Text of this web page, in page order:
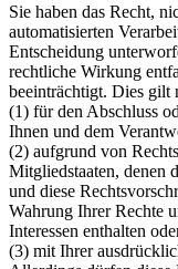
Sie haben das Recht,
automatisierten
Entscheidung
rechtliche Wirkung
beeinträchtigt. Dies gilt
(1) für den Abschluss
Ihnen und dem
(2) aufgrund von
Mitgliedstaaten, denen
und diese
Wahrung Ihrer Rechte
Interessen enthalten
(3) mit Ihrer